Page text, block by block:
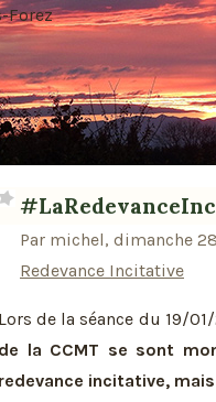
Forez
Par michel, dimanche
Redevance Incitative
Lors de la séance du 19/
de la CCMT se sont
redevance incitative,